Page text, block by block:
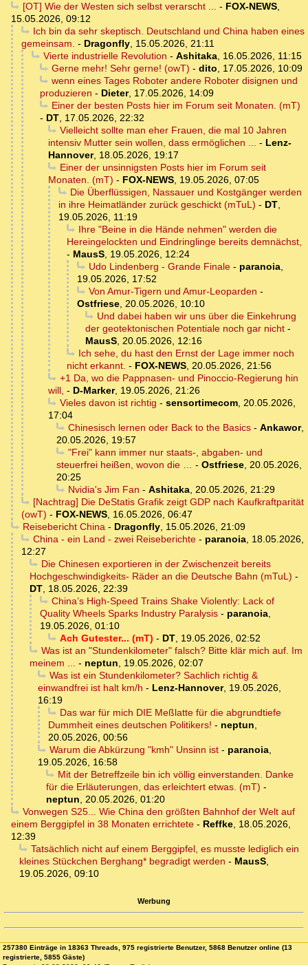
[OT] Wie der Westen sich selbst verarscht ... - FOX-NEWS,
15.05.2026, 09:12
Ich bin da sehr skeptisch. Deutschland und China haben eines
gemeinsam. - Dragonfly, 15.05.2026, 21:11
Vierte industrielle Revolution - Ashitaka, 16.05.2026, 11:15
Gerne mehr! Sehr gerne! (owT) - dito, 17.05.2026, 10:09
wenn eines Tages Roboter andere Roboter disignen und
produzieren - Dieter, 17.05.2026, 14:09
Einer der besten Posts hier im Forum seit Monaten. (mT)
- DT, 17.05.2026, 22:32
Vielleicht sollte man eher Frauen, die mal 10 Jahren
intensiv Mutter sein wollen, dass ermöglichen ... - Lenz-
Hannover, 18.05.2026, 19:17
Einer der unsinnigsten Posts hier im Forum seit
Monaten. (mT) - FOX-NEWS, 19.05.2026, 07:05
Die Überflüssigen, Nassauer und Kostgänger werden
in ihre Heimatländer zurück geschickt (mTuL) - DT,
19.05.2026, 11:19
Ihre "Beine in die Hände nehmen" werden die
Hereingelockten und Eindringlinge bereits demnächst,
- MausS, 19.05.2026, 12:24
Udo Lindenberg - Grande Finale- paranoia,
19.05.2026, 17:52
Von Amur-Tigern und Amur-Leoparden -
Ostfriese, 20.05.2026, 10:10
Und dabei haben wir uns über die Einkehrung
der geotektonischen Potentiale noch gar nicht -
MausS, 20.05.2026, 12:16
Ich sehe, du hast den Ernst der Lage immer noch
nicht erkannt. - FOX-NEWS, 20.05.2026, 21:56
+1 Da, wo die Pappnasen- und Pinoccio-Regierung hin
will, - D-Marker, 19.05.2026, 21:26
Vieles davon ist richtig - sensortimecom, 20.05.2026,
17:04
Chinesisch lernen oder Back to the Basics- Ankawor,
20.05.2026, 19:57
"Frei" kann immer nur staats-, abgaben- und
steuerfrei heißen, wovon die … - Ostfriese, 20.05.2026,
20:25
Nvidia's Jim Fan - Ashitaka, 20.05.2026, 21:29
[Nachtrag] Die DeStatis Grafik zeigt GDP nach Kaufkraftparität
(owT) - FOX-NEWS, 16.05.2026, 06:47
Reisebericht China- Dragonfly, 15.05.2026, 21:09
China - ein Land - zwei Reiseberichte- paranoia, 18.05.2026,
12:27
Die Chinesen exportieren in der Zwischenzeit bereits
Hochgeschwindigkeits- Räder an die Deutsche Bahn (mTuL) -
DT, 18.05.2026, 22:39
China’s High-Speed Trains Shake Violently: Lack of
Quality Wheels Sparks Industry Paralysis - paranoia,
19.05.2026, 01:10
Ach Gutester... (mT) - DT, 19.05.2026, 02:52
Was ist an "Stundenkilometer" falsch? Bitte klär mich auf. Im
meinem ... - neptun, 19.05.2026, 02:07
Was ist ein Stundenkilometer? Sachlich richtig &
einwandfrei ist halt km/h - Lenz-Hannover, 19.05.2026,
16:19
Das war für mich DIE Meßlatte für die abgrundtiefe
Dummheit eines deutschen Politikers! - neptun,
20.05.2026, 00:56
Warum die Abkürzung "kmh" Unsinn ist- paranoia,
19.05.2026, 16:58
Mit der Betreffzeile bin ich völlig einverstanden. Danke
für die Erläuterungen, das erleichtert etwas. (mT) -
neptun, 20.05.2026, 01:20
Vonwegen S25... Wie China den größten Bahnhof der Welt auf
einem Berggipfel in 38 Monaten errichtete - Reffke, 18.05.2026,
12:39
Tatsächlich nicht auf einem Berggipfel, es musste lediglich ein
kleines Stückchen Berghang* begradigt werden - MausS,
19.05.2026, 09:10
Werbung
257380 Einträge in 18363 Threads, 975 registrierte Benutzer, 5868 Benutzer online (13
registrierte, 5855 Gäste)